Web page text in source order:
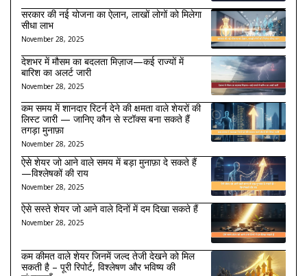
सरकार की नई योजना का ऐलान, लाखों लोगों को मिलेगा
सीधा लाभ
November 28, 2025
देशभर में मौसम का बदलता मिज़ाज—कई राज्यों में
बारिश का अलर्ट जारी
November 28, 2025
कम समय में शानदार रिटर्न देने की क्षमता वाले शेयरों की
लिस्ट जारी — जानिए कौन से स्टॉक्स बना सकते हैं
तगड़ा मुनाफ़ा
November 28, 2025
ऐसे शेयर जो आने वाले समय में बड़ा मुनाफ़ा दे सकते हैं
—विश्लेषकों की राय
November 28, 2025
ऐसे सस्ते शेयर जो आने वाले दिनों में दम दिखा सकते हैं
November 28, 2025
कम कीमत वाले शेयर जिनमें जल्द तेजी देखने को मिल
सकती है – पूरी रिपोर्ट, विश्लेषण और भविष्य की